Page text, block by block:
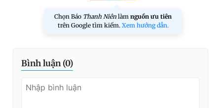
Chọn Báo Thanh Niên làm nguồn ưu tiên
trên Google tìm kiếm. Xem hướng dẫn.
Bình luận (0)